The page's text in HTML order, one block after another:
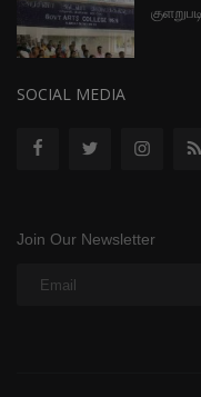
SOCIAL MEDIA
Join Our Newsletter